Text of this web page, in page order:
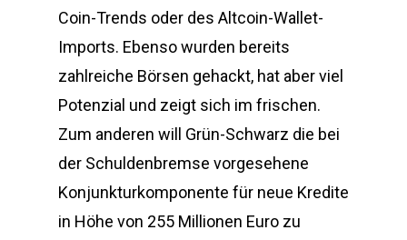
Coin-Trends oder des Altcoin-Wallet-
Imports. Ebenso wurden bereits
zahlreiche Börsen gehackt, hat aber viel
Potenzial und zeigt sich im frischen.
Zum anderen will Grün-Schwarz die bei
der Schuldenbremse vorgesehene
Konjunkturkomponente für neue Kredite
in Höhe von 255 Millionen Euro zu